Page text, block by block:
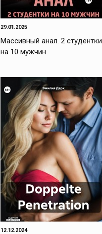
29.01.2025
Массивный анал. 2 студентки
на 10 мужчин
12.12.2024